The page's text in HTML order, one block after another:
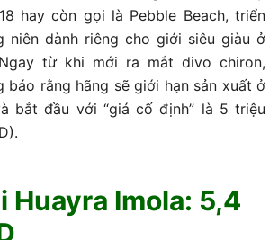
hay còn gọi là Pebble Beach, triển
niên dành riêng cho giới siêu giàu ở
từ khi mới ra mắt divo chiron,
báo rằng hãng sẽ giới hạn sản xuất ở
bắt đầu với “giá cố định” là 5 triệu
Huayra Imola: 5,4